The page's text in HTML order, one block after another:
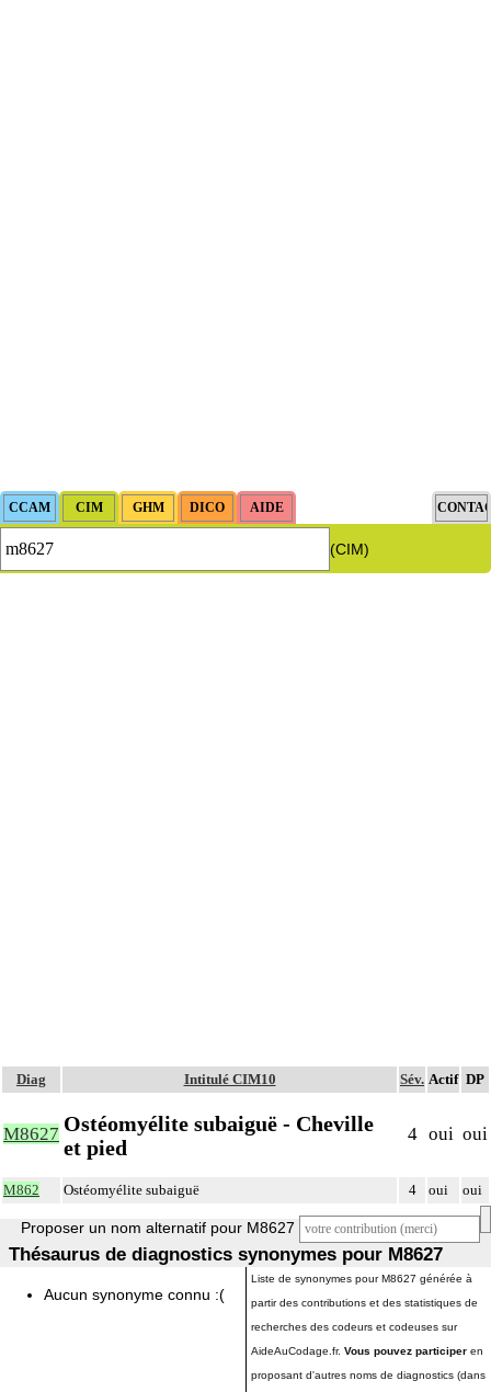
(CIM)
Diag Intitulé CIM10 Sév. Actif DP
M8627 Ostéomyélite subaiguë - Cheville
et pied
4 oui oui
M862 Ostéomyélite subaiguë 4 oui oui
Proposer un nom alternatif pour M8627
Thésaurus de diagnostics synonymes pour M8627
Aucun synonyme connu :(
Liste de synonymes pour M8627 générée à
partir des contributions et des statistiques de
recherches des codeurs et codeuses sur
AideAuCodage.fr. Vous pouvez participer en
proposant d'autres noms de diagnostics (dans